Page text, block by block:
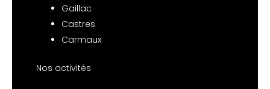
Gaillac
Castres
Carmaux
Nos activités